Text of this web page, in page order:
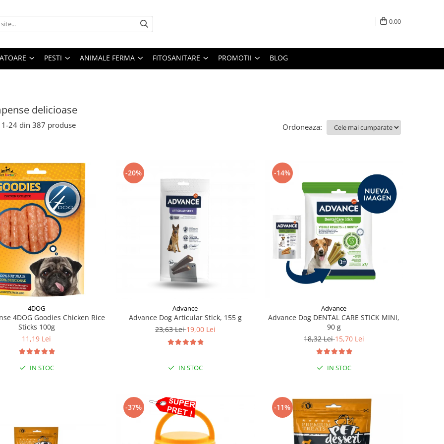
0,00
PESTI ANIMALE FERMA FITOSANITARE PROMOTII BLOG
delicioase
1-24 din 387 produse Ordoneaza:
4DOG
4DOG Goodies Chicken Rice
Sticks 100g
11,19 Lei
IN STOC
-20%
Advance
Advance Dog Articular Stick, 155 g
23,63 Lei19,00 Lei
IN STOC
-14%
Advance
Advance Dog DENTAL CARE STICK MINI,
90 g
18,32 Lei15,70 Lei
IN STOC
-37% -11%